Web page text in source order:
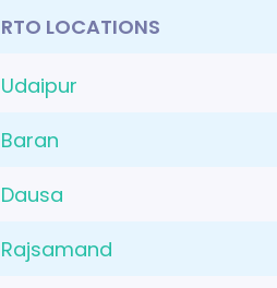
RTO LOCATIONS
Udaipur
Baran
Dausa
Rajsamand